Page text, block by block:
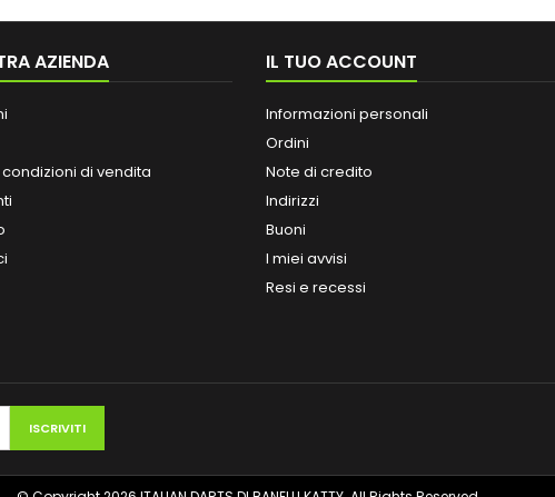
AZIENDA
di vendita
IL TUO ACCOUNT
Informazioni personali
Ordini
Note di credito
Indirizzi
Buoni
I miei avvisi
Resi e recessi